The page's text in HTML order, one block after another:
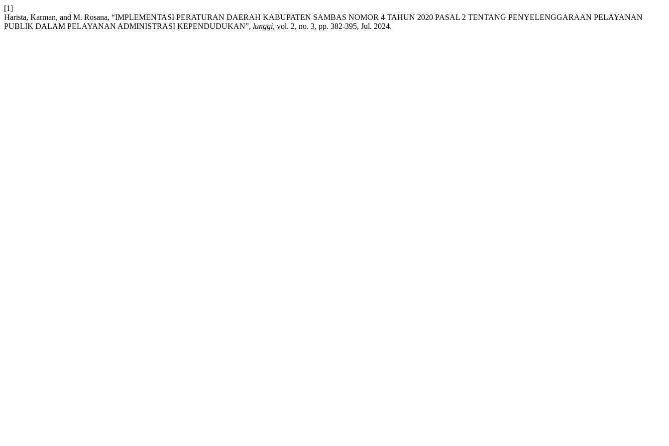
[1]
Harista, Karman, and M. Rosana, “IMPLEMENTASI PERATURAN DAERAH KABUPATEN SAMBAS NOMOR 4 TAHUN 2020 PASAL 2 TENTANG PENYELENGGARAAN PELAYANAN
PUBLIK DALAM PELAYANAN ADMINISTRASI KEPENDUDUKAN”, lunggi, vol. 2, no. 3, pp. 382-395, Jul. 2024.